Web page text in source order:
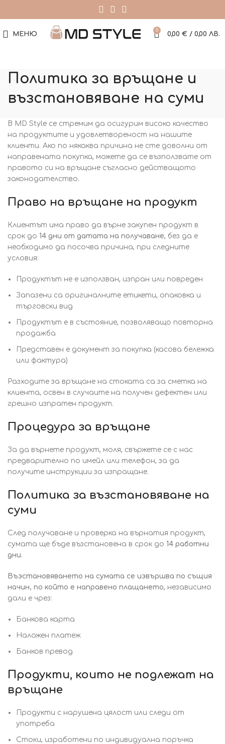
МЕНЮ
0
0,00 € / 0,00 ЛВ.
Политика за връщане и
възстановяване на суми
В MD Style се стремим да осигурим високо качество
на продуктите и удовлетвореност на нашите
клиенти. Ако по някаква причина не сте доволни от
направената покупка, можете да се възползвате от
правото си на връщане съгласно действащото
законодателство.
Право на връщане на продукт
Клиентът има право да върне закупен продукт в
срок до 14 дни от датата на получаване, без да е
необходимо да посочва причина, при следните
условия:
Продуктът не е използван, изпран или повреден
Запазени са оригиналните етикети, опаковка и
търговски вид
Продуктът е в състояние, позволяващо повторна
продажба
Представен е документ за покупка (касова бележка
или фактура)
Разходите за връщане на стоката са за сметка на
клиента, освен в случаите на получен дефектен или
грешно изпратен продукт.
Процедура за връщане
За да върнете продукт, моля, свържете се с нас
предварително по имейл или телефон, за да
получите инструкции за изпращане.
Политика за възстановяване на
суми
След получаване и проверка на върнатия продукт,
сумата ще бъде възстановена в срок до 14 работни
дни.
Възстановяването на сумата се извършва по същия
начин, по който е направено плащането, независимо
дали е чрез:
Банкова карта
Наложен платеж
Банков превод
Продукти, които не подлежат на
връщане
Продукти с нарушена цялост или следи от
употреба
Стоки, изработени по индивидуална поръчка